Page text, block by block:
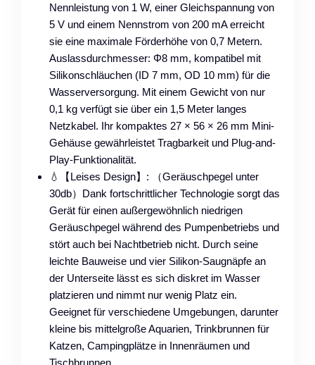
Nennleistung von 1 W, einer Gleichspannung von
5 V und einem Nennstrom von 200 mA erreicht
sie eine maximale Förderhöhe von 0,7 Metern.
Auslassdurchmesser: Φ8 mm, kompatibel mit
Silikonschläuchen (ID 7 mm, OD 10 mm) für die
Wasserversorgung. Mit einem Gewicht von nur
0,1 kg verfügt sie über ein 1,5 Meter langes
Netzkabel. Ihr kompaktes 27 × 56 × 26 mm Mini-
Gehäuse gewährleistet Tragbarkeit und Plug-and-
Play-Funktionalität.
💧【Leises Design】: （Geräuschpegel unter
30db）Dank fortschrittlicher Technologie sorgt das
Gerät für einen außergewöhnlich niedrigen
Geräuschpegel während des Pumpenbetriebs und
stört auch bei Nachtbetrieb nicht. Durch seine
leichte Bauweise und vier Silikon-Saugnäpfe an
der Unterseite lässt es sich diskret im Wasser
platzieren und nimmt nur wenig Platz ein.
Geeignet für verschiedene Umgebungen, darunter
kleine bis mittelgroße Aquarien, Trinkbrunnen für
Katzen, Campingplätze in Innenräumen und
Tischbrunnen.